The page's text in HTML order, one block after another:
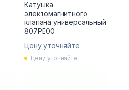
Катушка
электомагнитного
клапана универсальный
807PE00
Цену уточняйте
Цену уточняйте